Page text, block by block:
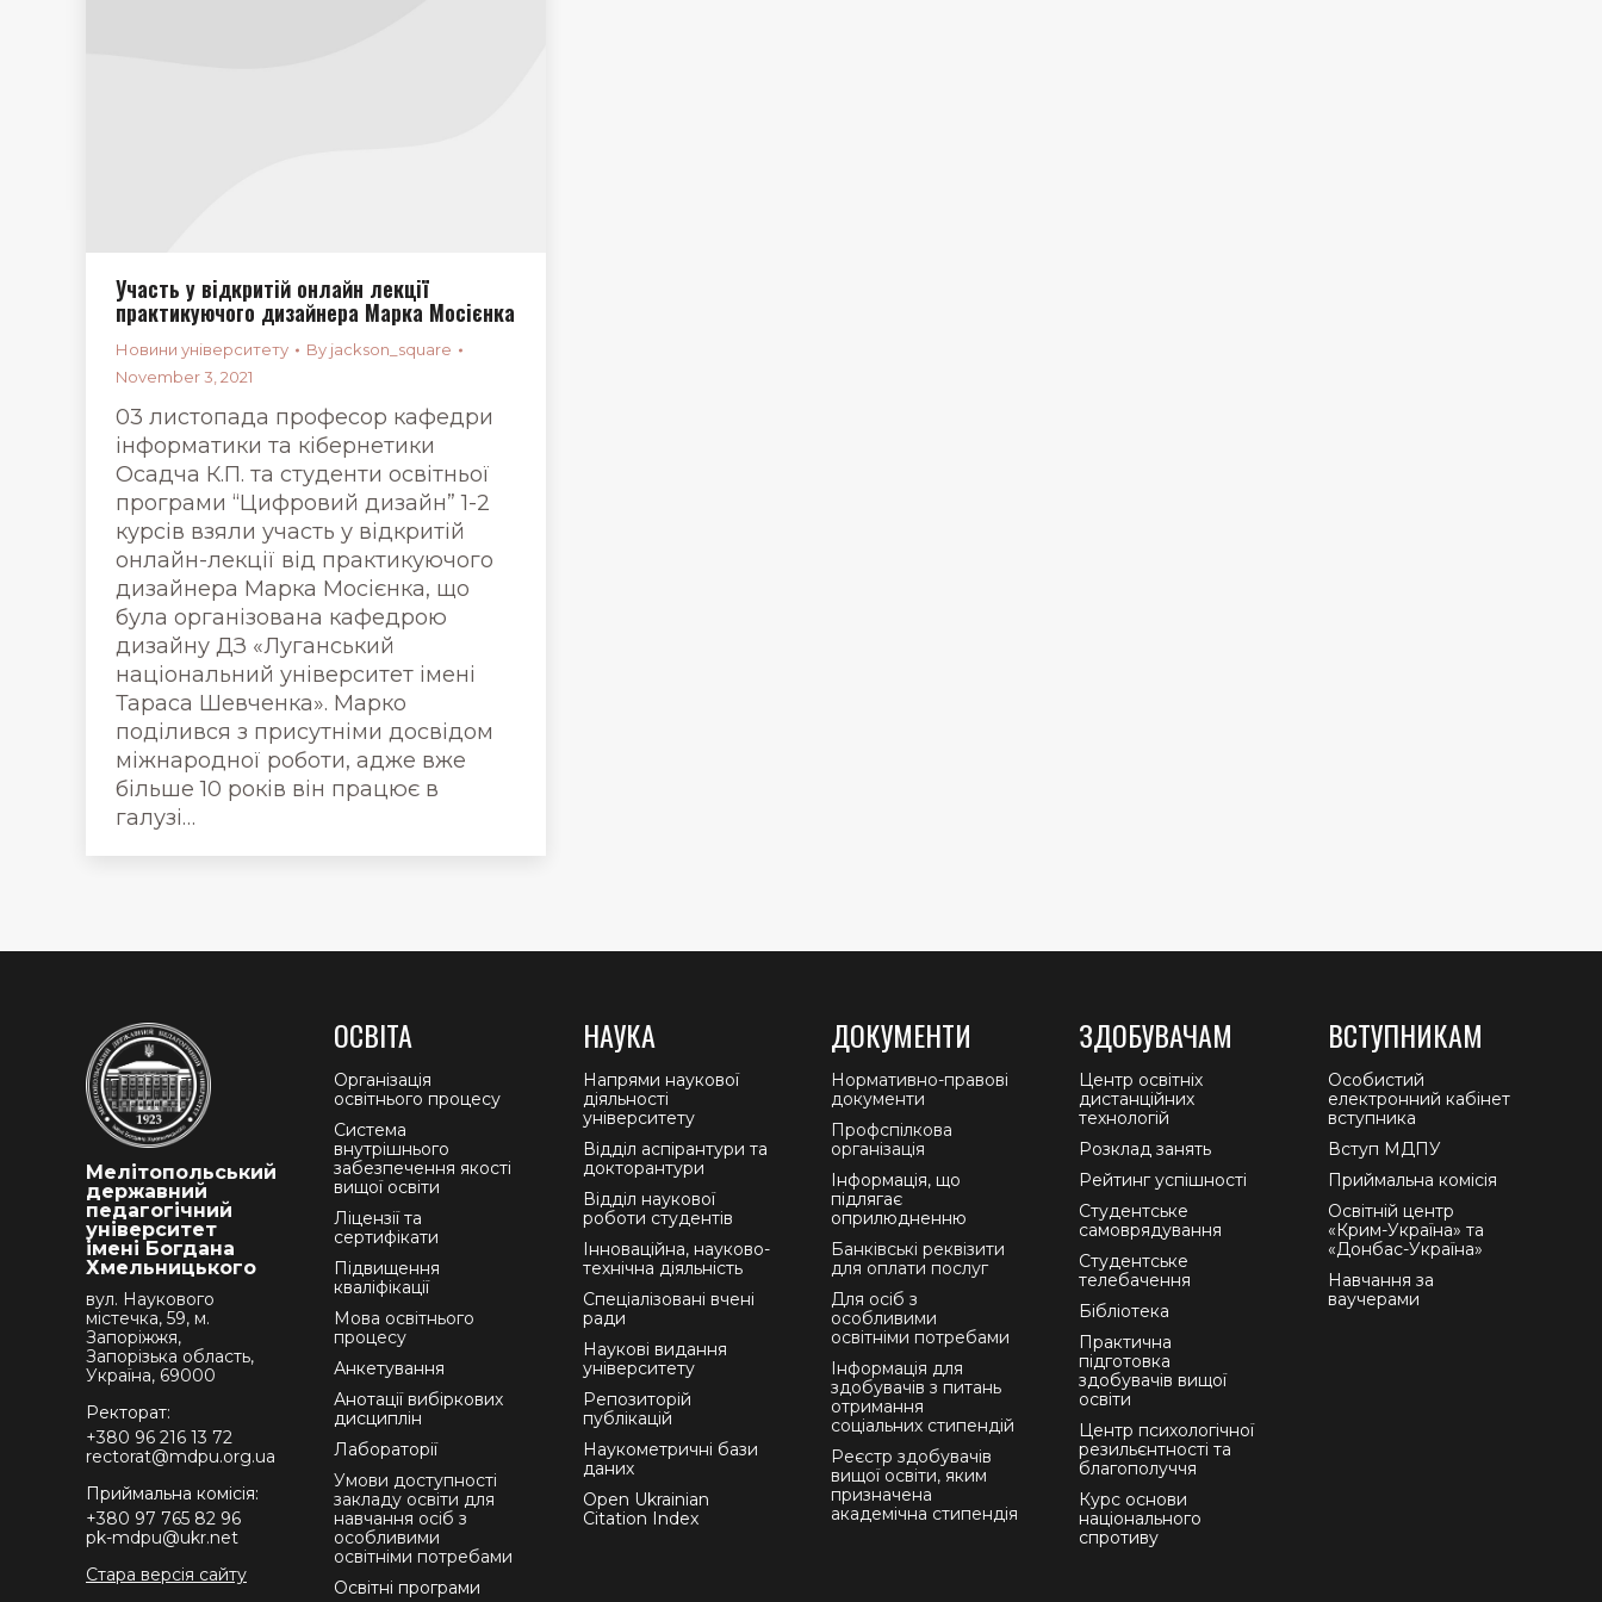
Участь у відкритій онлайн лекції
практикуючого дизайнера Марка Мосієнка
Новини університету By jackson_square
November 3, 2021
03 листопада професор кафедри
інформатики та кібернетики
Осадча К.П. та студенти освітньої
програми “Цифровий дизайн” 1-2
курсів взяли участь у відкритій
онлайн-лекції від практикуючого
дизайнера Марка Мосієнка, що
була організована кафедрою
дизайну ДЗ «Луганський
національний університет імені
Тараса Шевченка». Марко
поділився з присутніми досвідом
міжнародної роботи, адже вже
більше 10 років він працює в
галузі…
Мелітопольський
державний
педагогічний
університет
імені Богдана
Хмельницького
вул. Наукового
містечка, 59, м.
Запоріжжя,
Запорізька область,
Україна, 69000
Ректорат:
+380 96 216 13 72
rectorat@mdpu.org.ua
Приймальна комісія:
+380 97 765 82 96
pk-mdpu@ukr.net
Стара версія сайту
ОСВІТА
Організація
освітнього процесу
Система
внутрішнього
забезпечення якості
вищої освіти
Ліцензії та
сертифікати
Підвищення
кваліфікації
Мова освітнього
процесу
Анкетування
Анотації вибіркових
дисциплін
Лабораторії
Умови доступності
закладу освіти для
навчання осіб з
особливими
освітніми потребами
Освітні програми
НАУКА
Напрями наукової
діяльності
університету
Відділ аспірантури та
докторантури
Відділ наукової
роботи студентів
Інноваційна, науково-
технічна діяльність
Спеціалізовані вчені
ради
Наукові видання
університету
Репозиторій
публікацій
Наукометричні бази
даних
Open Ukrainian
Citation Index
ДОКУМЕНТИ
Нормативно-правові
документи
Профспілкова
організація
Інформація, що
підлягає
оприлюдненню
Банківські реквізити
для оплати послуг
Для осіб з
особливими
освітніми потребами
Інформація для
здобувачів з питань
отримання
соціальних стипендій
Реєстр здобувачів
вищої освіти, яким
призначена
академічна стипендія
ЗДОБУВАЧАМ
Центр освітніх
дистанційних
технологій
Розклад занять
Рейтинг успішності
Студентське
самоврядування
Студентське
телебачення
Бібліотека
Практична
підготовка
здобувачів вищої
освіти
Центр психологічної
резильєнтності та
благополуччя
Курс основи
національного
спротиву
ВСТУПНИКАМ
Особистий
електронний кабінет
вступника
Вступ МДПУ
Приймальна комісія
Освітній центр
«Крим-Україна» та
«Донбас-Україна»
Навчання за
ваучерами